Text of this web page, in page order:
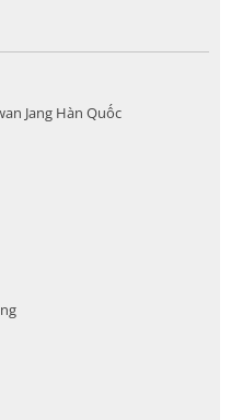
Jang Hàn Quốc